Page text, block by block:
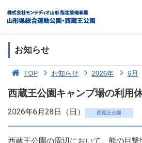
お知らせ
TOP お知らせ 2026年 6月
西蔵王公園キャンプ場の利用
2026年6月28日（日） 西蔵王公園
西蔵王公園の周辺において、熊の目撃